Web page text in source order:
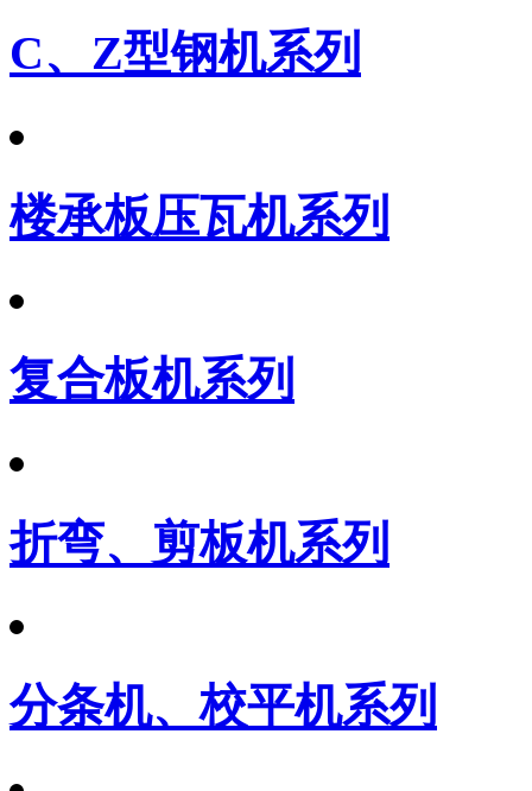
C、Z型钢机系列
楼承板压瓦机系列
复合板机系列
折弯、剪板机系列
分条机、校平机系列